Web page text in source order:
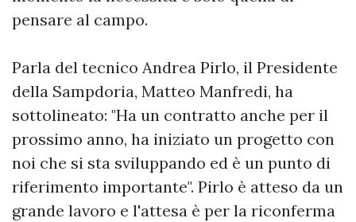
pensare al campo.
Parla del tecnico Andrea Pirlo, il Presidente
della Sampdoria, Matteo Manfredi, ha
sottolineato: "Ha un contratto anche per il
prossimo anno, ha iniziato un progetto con
noi che si sta sviluppando ed è un punto di
riferimento importante". Pirlo è atteso da un
grande lavoro e l'attesa è per la riconferma